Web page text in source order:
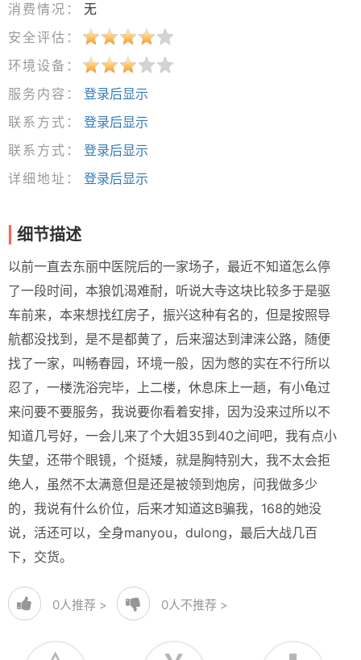
消费情况：
无
安全评估：
环境设备：
服务内容：
登录后显示
联系方式：
登录后显示
联系方式：
登录后显示
详细地址：
登录后显示
细节描述
以前一直去东丽中医院后的一家场子，最近不知道怎么停
了一段时间，本狼饥渴难耐，听说大寺这块比较多于是驱
车前来，本来想找红房子，振兴这种有名的，但是按照导
航都没找到，是不是都黄了，后来溜达到津涞公路，随便
找了一家，叫畅春园，环境一般，因为憋的实在不行所以
忍了，一楼洗浴完毕，上二楼，休息床上一趟，有小龟过
来问要不要服务，我说要你看着安排，因为没来过所以不
知道几号好，一会儿来了个大姐35到40之间吧，我有点小
失望，还带个眼镜，个挺矮，就是胸特别大，我不太会拒
绝人，虽然不太满意但是还是被领到炮房，问我做多少
的，我说有什么价位，后来才知道这B骗我，168的她没
说，活还可以，全身manyou，dulong，最后大战几百
下，交货。
0人推荐 > 0人不推荐 >